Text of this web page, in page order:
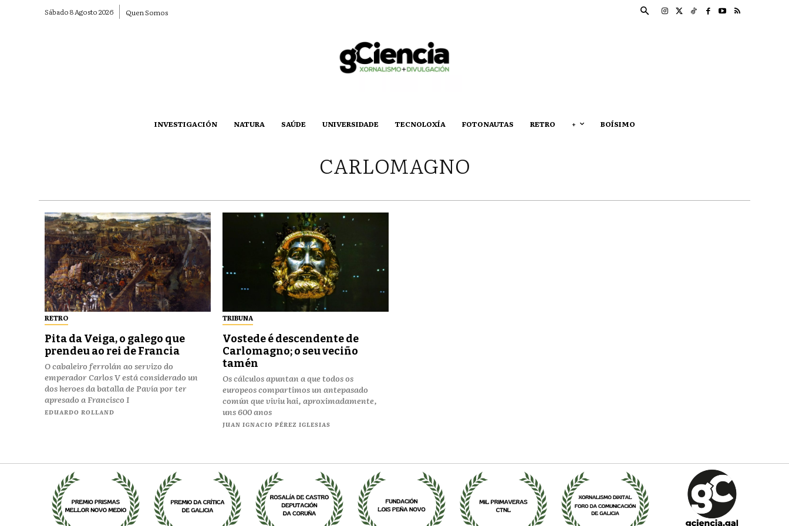
Sábado 8 Agosto 2026 Quen Somos
INVESTIGACIÓN NATURA SAÚDE UNIVERSIDADE TECNOLOXÍA FOTONAUTAS RETRO + BOÍSIMO
CARLOMAGNO
RETRO
Pita da Veiga, o galego que
prendeu ao rei de Francia
O cabaleiro ferrolán ao servizo do
emperador Carlos V está considerado un
dos heroes da batalla de Pavía por ter
apresado a Francisco I
EDUARDO ROLLAND
TRIBUNA
Vostede é descendente de
Carlomagno; o seu veciño
tamén
Os cálculos apuntan a que todos os
europeos compartimos un antepasado
común que viviu hai, aproximadamente,
uns 600 anos
JUAN IGNACIO PÉREZ IGLESIAS